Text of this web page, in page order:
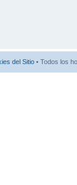
del Sitio • Todos los